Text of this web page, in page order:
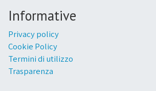
Informative
Privacy policy
Cookie Policy
Termini di utilizzo
Trasparenza